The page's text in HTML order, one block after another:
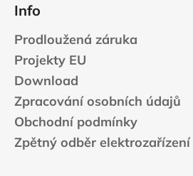
Info
Prodloužená záruka
Projekty EU
Download
Zpracování osobních údajů
Obchodní podmínky
Zpětný odběr